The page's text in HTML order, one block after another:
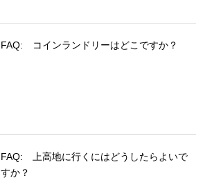
FAQ: コインランドリーはどこですか？
FAQ: 上高地に行くにはどうしたらよいで
すか？